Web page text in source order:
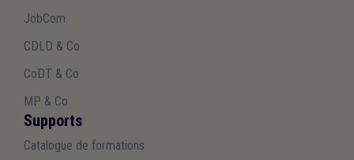
JobCom
CDLD & Co
CoDT & Co
MP & Co
Supports
Catalogue de formations